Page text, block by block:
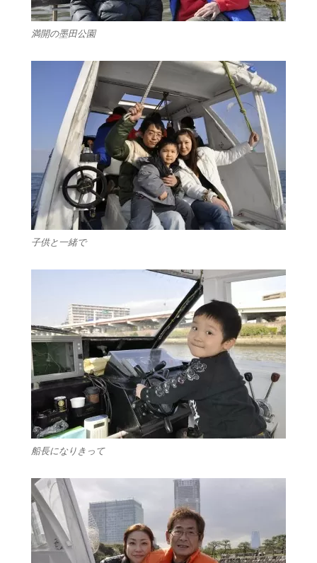
満開の墨田公園
子供と一緒で
船長になりきって